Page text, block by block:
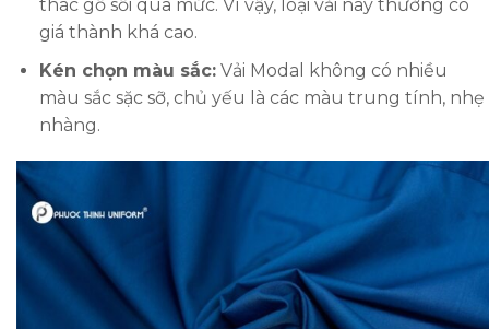
thác gỗ sồi quá mức. Vì vậy, loại vải này thường có
giá thành khá cao.
Kén chọn màu sắc:Vải Modal không có nhiều
màu sắc sặc sỡ, chủ yếu là các màu trung tính, nhẹ
nhàng.